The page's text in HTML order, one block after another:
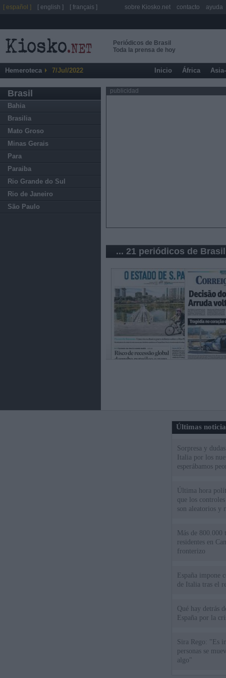
Periódicos de Brasil
Toda la prensa de hoy
Hemeroteca 7/Jul/2022 Inicio África
Brasil
Bahia
Brasilia
Mato Groso
Minas Gerais
Para
Paraiba
Rio Grande do Sul
Rio de Janeiro
São Paulo
publicidad
... 21 periódicos de Brasil
Últimas
Sorpresa y
Italia por los
esperábamos
Última hora
que los
son aleatorios y
Más de 800.000
residentes en
fronterizo
España impone
de Italia tras el
Qué hay detrás
España por la
Sira Rego: "Es
personas se
algo"
[ español ] [ english ] [ français ] sobre Kiosko.net contacto ayuda